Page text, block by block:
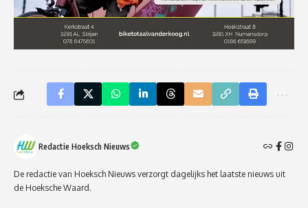
Redactie Hoeksch Nieuws
De redactie van Hoeksch Nieuws verzorgt dagelijks het laatste nieuws uit
de Hoeksche Waard.